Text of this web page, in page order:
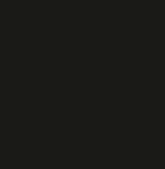
estou em um rival,
viveu, quem foi
vai lembrar com